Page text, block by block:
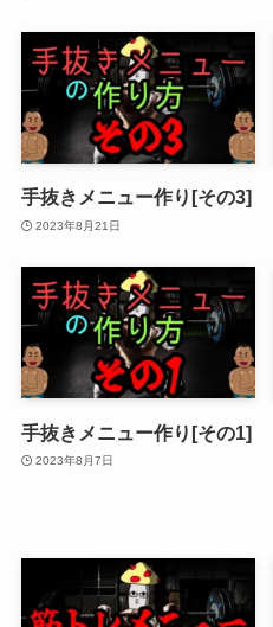
手抜きメニュー作り[その3]
2023年8月21日
手抜きメニュー作り[その1]
2023年8月7日